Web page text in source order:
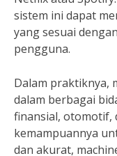
sistem ini dapat
yang sesuai
pengguna.
Dalam praktiknya,
dalam berbagai
finansial, otomotif,
kemampuannya
dan akurat,